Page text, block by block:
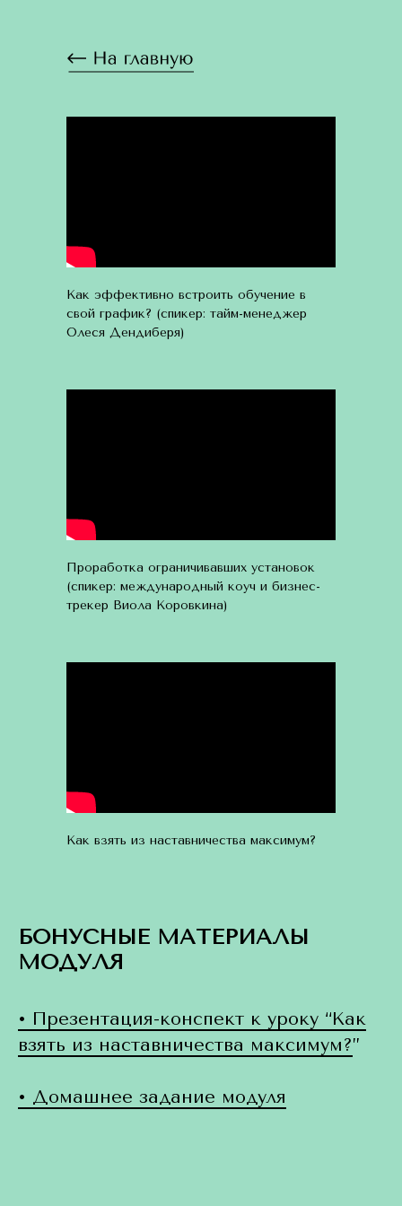
Как эффективно встроить обучение в
свой график? (спикер: тайм-менеджер
Олеся Дендиберя)
Проработка ограничивавших установок
(спикер: международный коуч и бизнес-
трекер Виола Коровкина)
Как взять из наставничества максимум?
БОНУСНЫЕ МАТЕРИАЛЫ
МОДУЛЯ
• Презентация-конспект к уроку “Как
взять из наставничества максимум?”
• Домашнее задание модуля